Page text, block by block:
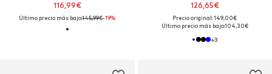
116,99€
Último precio más bajo:145,99€-19%
126,65€
Precio original: 149,00€
Último precio más bajo:104,30€
+3